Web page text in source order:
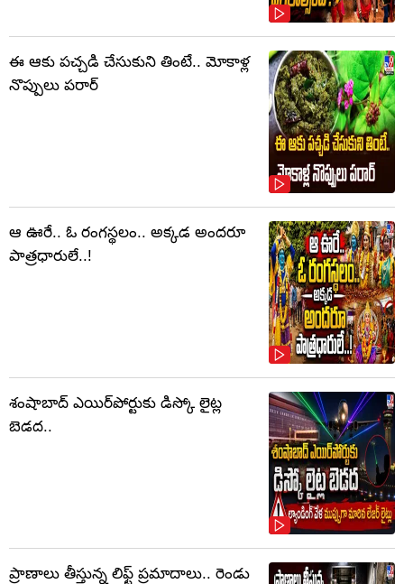
ఈ ఆకు పచ్చడి చేసుకుని తింటే.. మోకాళ్ల
నొప్పులు పరార్‌
ఆ ఊరే.. ఓ రంగస్థలం.. అక్కడ అందరూ
పాత్రధారులే..!
శంషాబాద్ ఎయిర్‌పోర్టుకు డిస్కో లైట్ల
బెడద..
ప్రాణాలు తీస్తున్న లిఫ్ట్‌ ప్రమాదాలు.. రెండు